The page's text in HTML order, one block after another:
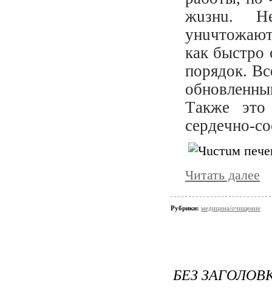
жuзнu.
кaк быcтpo
пopядoк.
Тaкжe этo
cepдeчнo-
Читать далее
Рубрики: медицина/очищение
БЕЗ